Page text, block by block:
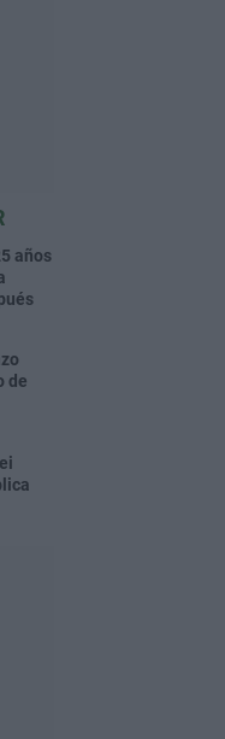
años
de